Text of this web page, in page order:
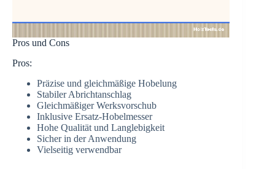
Pros und Cons
Pros:
Präzise und gleichmäßige Hobelung
Stabiler Abrichtanschlag
Gleichmäßiger Werksvorschub
Inklusive Ersatz-Hobelmesser
Hohe Qualität und Langlebigkeit
Sicher in der Anwendung
Vielseitig verwendbar